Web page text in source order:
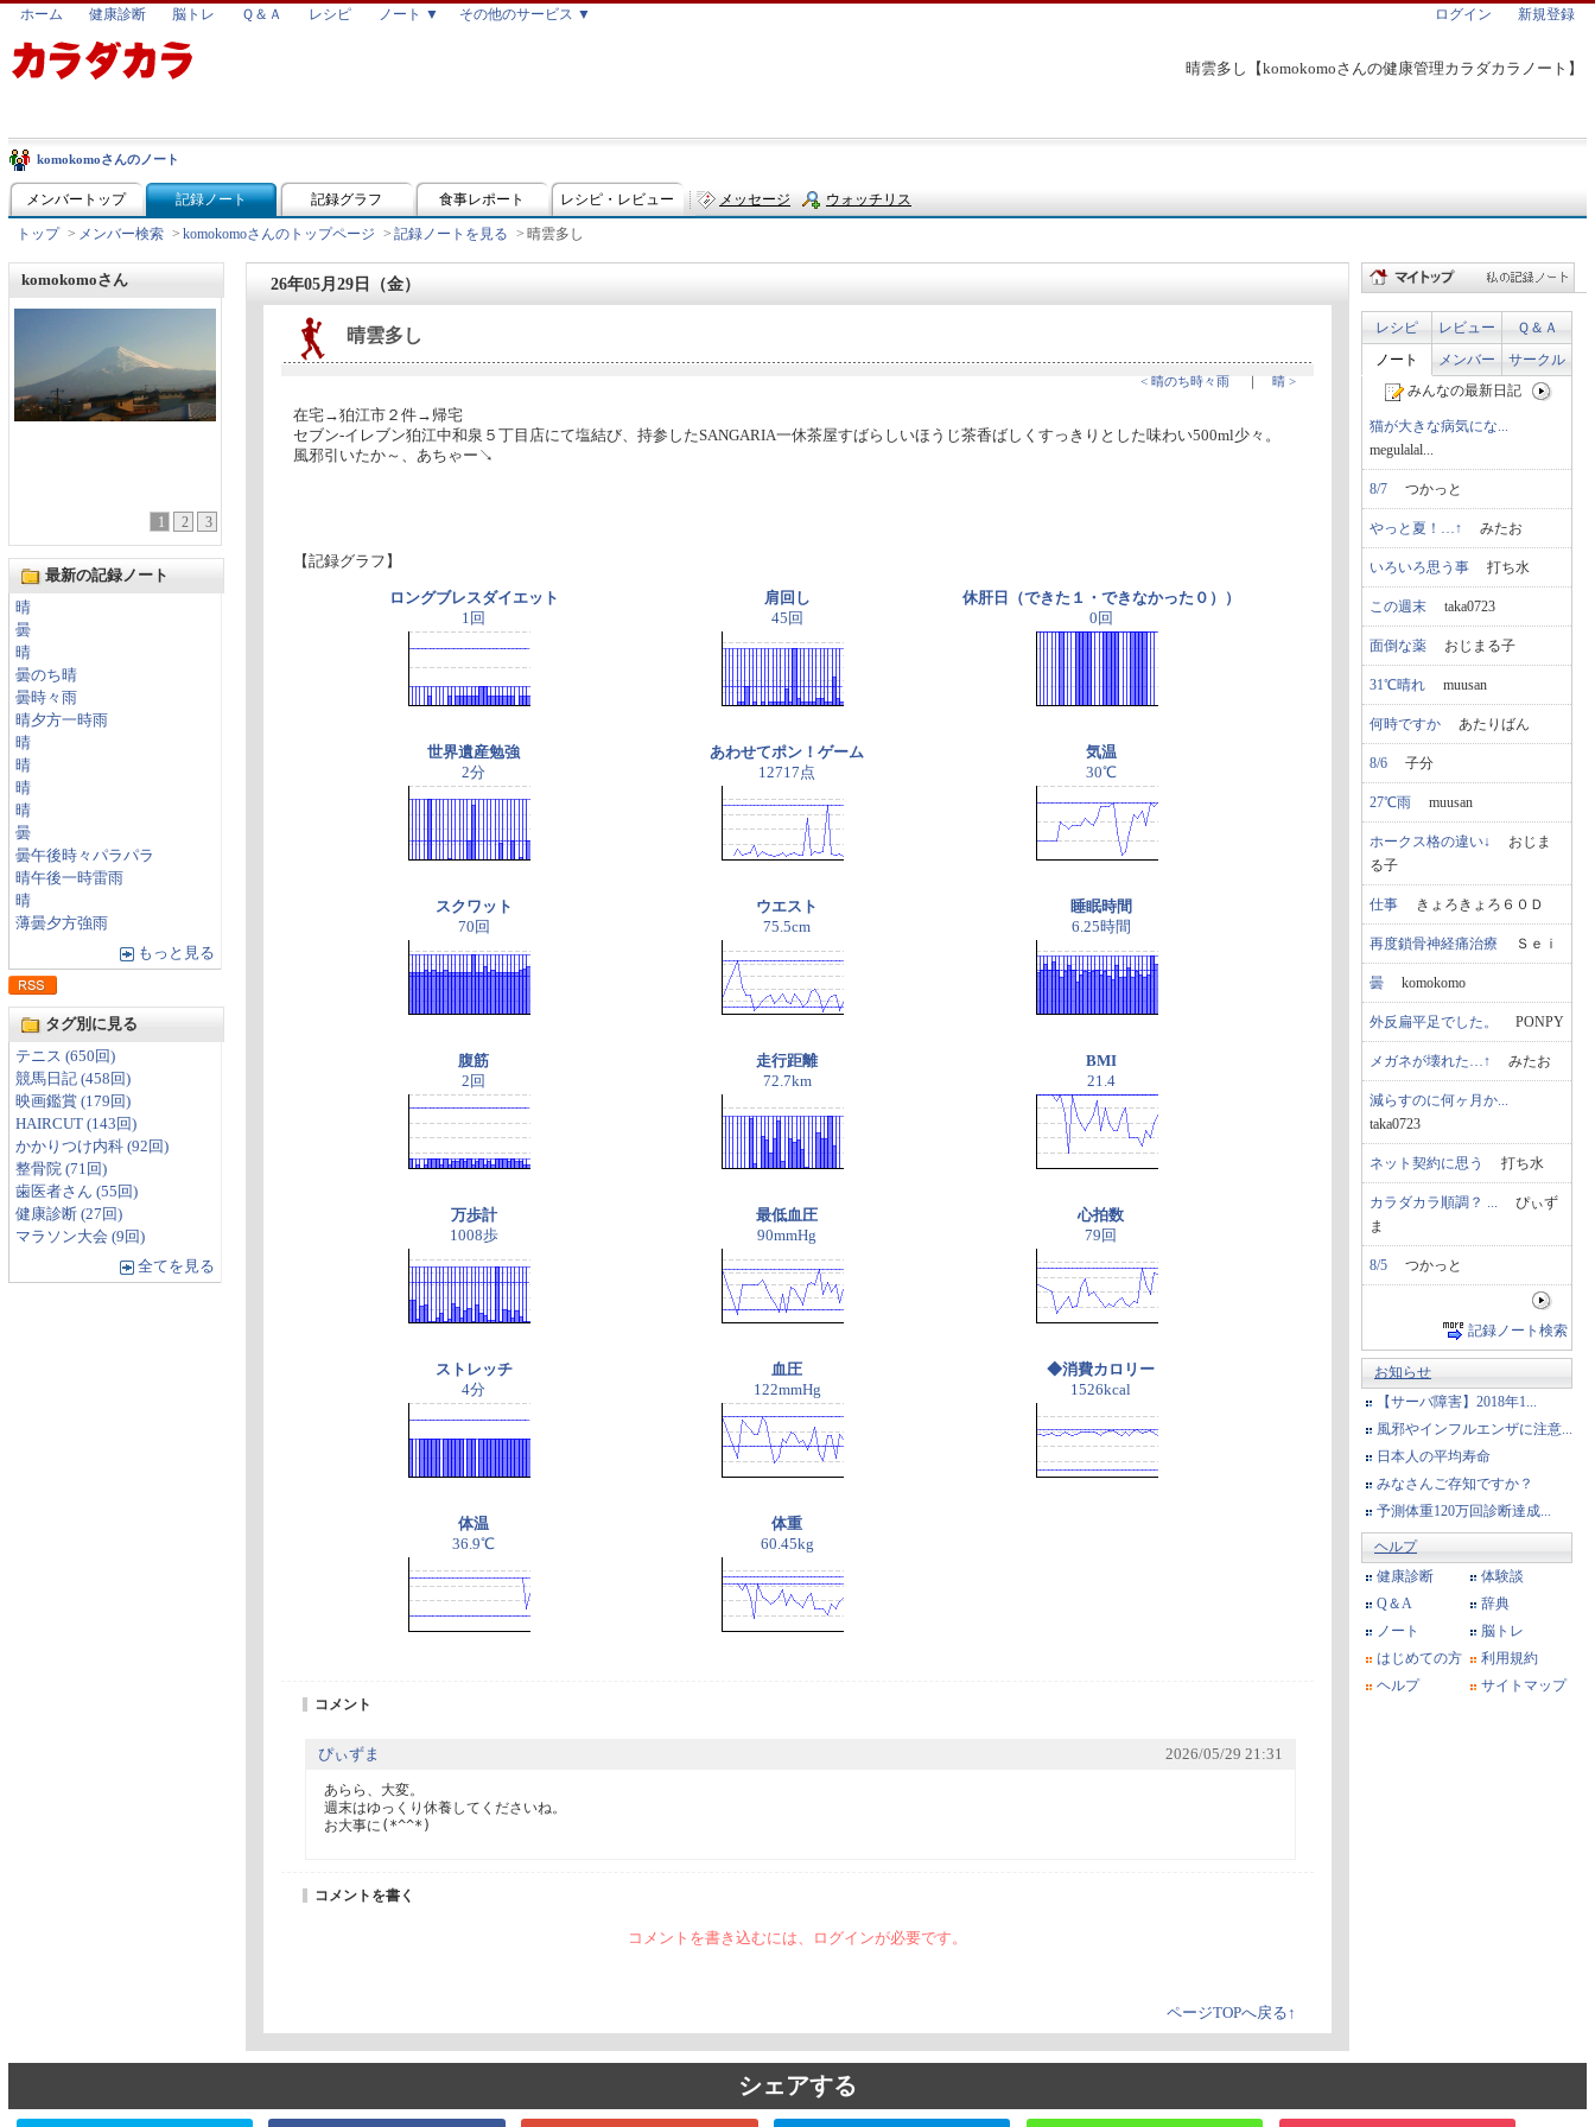
晴雲多し【komokomoさんの健康管理カラダカラノート】
ホーム 健康診断 脳トレ Ｑ＆Ａ レシピ ノート ▼ その他のサービス ▼ ログイン 新規登録
komokomoさんのノート
メンバートップ 記録ノート 記録グラフ 食事レポート レシピ・レビュー メッセージ ウォッチリス
トップ > メンバー検索 > komokomoさんのトップページ > 記録ノートを見る > 晴雲多し
komokomoさん
1 2 3
最新の記録ノート
晴
曇
晴
曇のち晴
曇時々雨
晴夕方一時雨
晴
晴
晴
晴
曇
曇午後時々パラパラ
晴午後一時雷雨
晴
薄曇夕方強雨
もっと見る
タグ別に見る
テニス (650回)
競馬日記 (458回)
映画鑑賞 (179回)
HAIRCUT (143回)
かかりつけ内科 (92回)
整骨院 (71回)
歯医者さん (55回)
健康診断 (27回)
マラソン大会 (9回)
全てを見る
26年05月29日（金）
晴雲多し
< 晴のち時々雨 ｜ 晴 >
在宅→狛江市２件→帰宅
セブン-イレブン狛江中和泉５丁目店にて塩結び、持参したSANGARIA一休茶屋すばらしいほうじ茶香ばしくすっきりとした味わい500ml少々。
風邪引いたか～、あちゃー↘
【記録グラフ】
ロングブレスダイエット
1回
肩回し
45回
休肝日（できた１・できなかった０））
0回
世界遺産勉強
2分
あわせてポン！ゲーム
12717点
気温
30℃
スクワット
70回
ウエスト
75.5cm
睡眠時間
6.25時間
腹筋
2回
走行距離
72.7km
BMI
21.4
万歩計
1008歩
最低血圧
90mmHg
心拍数
79回
ストレッチ
4分
血圧
122mmHg
◆消費カロリー
1526kcal
体温
36.9℃
体重
60.45kg
コメント
ぴぃずま 2026/05/29 21:31
あらら、大変。
週末はゆっくり休養してくださいね。
お大事に(*^^*)
コメントを書く
コメントを書き込むには、ログインが必要です。
ページTOPへ戻る↑
レシピ レビュー
Ｑ＆Ａ
ノート
メンバー
サークル
みんなの最新日記
猫が大きな病気にな...
megulalal...
8/7 つかっと
やっと夏！…↑ みたお
いろいろ思う事 打ち水
この週末 taka0723
面倒な薬 おじまる子
31℃晴れ muusan
何時ですか あたりばん
8/6 子分
27℃雨 muusan
ホークス格の違い↓ おじま
る子
仕事 きょろきょろ６０Ｄ
再度鎖骨神経痛治療 Ｓｅｉ
曇 komokomo
外反扁平足でした。 PONPY
メガネが壊れた…↑ みたお
減らすのに何ヶ月か...
taka0723
ネット契約に思う 打ち水
カラダカラ順調？ ... ぴぃず
ま
8/5 つかっと
記録ノート検索
お知らせ
【サーバ障害】2018年1...
風邪やインフルエンザに注意...
日本人の平均寿命
みなさんご存知ですか？
予測体重120万回診断達成...
ヘルプ
健康診断
体験談
Q＆A
辞典
ノート
脳トレ
はじめての方
利用規約
ヘルプ
サイトマップ
シェアする